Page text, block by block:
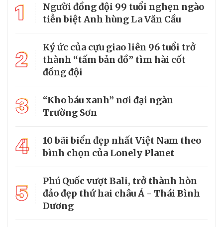
1
Người đồng đội 99 tuổi nghẹn ngào
tiễn biệt Anh hùng La Văn Cầu
2
Ký ức của cựu giao liên 96 tuổi trở
thành “tấm bản đồ” tìm hài cốt
đồng đội
3
“Kho báu xanh” nơi đại ngàn
Trường Sơn
4
10 bãi biển đẹp nhất Việt Nam theo
bình chọn của Lonely Planet
5
Phú Quốc vượt Bali, trở thành hòn
đảo đẹp thứ hai châu Á - Thái Bình
Dương